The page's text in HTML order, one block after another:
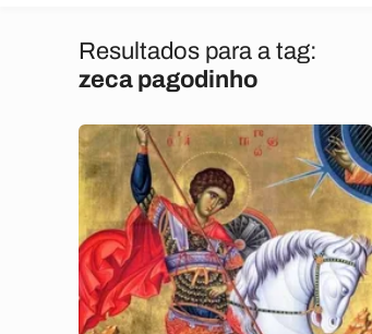
Resultados para a tag:
zeca pagodinho